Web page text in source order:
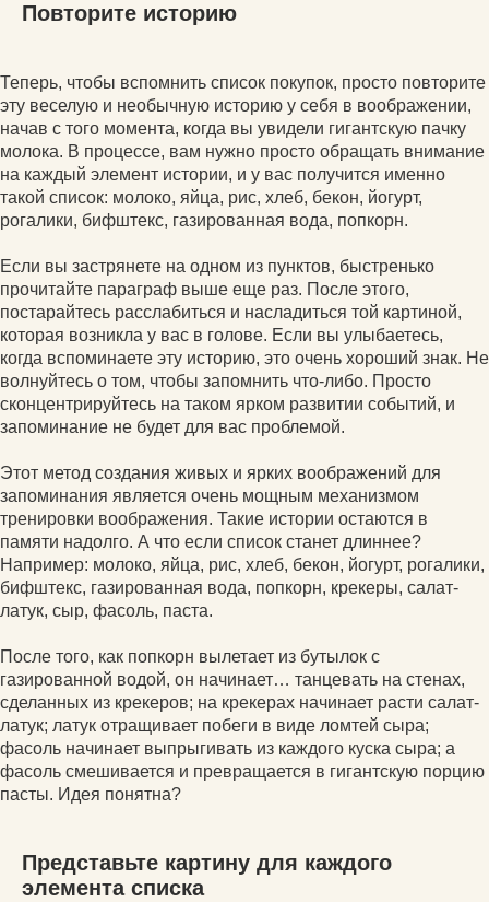
Повторите историю
Теперь, чтобы вспомнить список покупок, просто повторите
эту веселую и необычную историю у себя в воображении,
начав с того момента, когда вы увидели гигантскую пачку
молока. В процессе, вам нужно просто обращать внимание
на каждый элемент истории, и у вас получится именно
такой список: молоко, яйца, рис, хлеб, бекон, йогурт,
рогалики, бифштекс, газированная вода, попкорн.
Если вы застрянете на одном из пунктов, быстренько
прочитайте параграф выше еще раз. После этого,
постарайтесь расслабиться и насладиться той картиной,
которая возникла у вас в голове. Если вы улыбаетесь,
когда вспоминаете эту историю, это очень хороший знак. Не
волнуйтесь о том, чтобы запомнить что-либо. Просто
сконцентрируйтесь на таком ярком развитии событий, и
запоминание не будет для вас проблемой.
Этот метод создания живых и ярких воображений для
запоминания является очень мощным механизмом
тренировки воображения. Такие истории остаются в
памяти надолго. А что если список станет длиннее?
Например: молоко, яйца, рис, хлеб, бекон, йогурт, рогалики,
бифштекс, газированная вода, попкорн, крекеры, салат-
латук, сыр, фасоль, паста.
После того, как попкорн вылетает из бутылок с
газированной водой, он начинает… танцевать на стенах,
сделанных из крекеров; на крекерах начинает расти салат-
латук; латук отращивает побеги в виде ломтей сыра;
фасоль начинает выпрыгивать из каждого куска сыра; а
фасоль смешивается и превращается в гигантскую порцию
пасты. Идея понятна?
Представьте картину для каждого
элемента списка